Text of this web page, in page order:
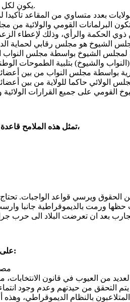
يكون لكل ولاية مجلس ولاية منتخب أو برلمان ولائي.
تمثل هذه الملامح قاعدة لانطلاق المؤتمر الدستوري الذي ينتظره الشعب،
ويرسي قواعد الواجبات. تحتاج
حظها ورمت بالديموقراطية جانبا
على سبيل المثال ينبغي ان ينص قانون الأحزاب على: